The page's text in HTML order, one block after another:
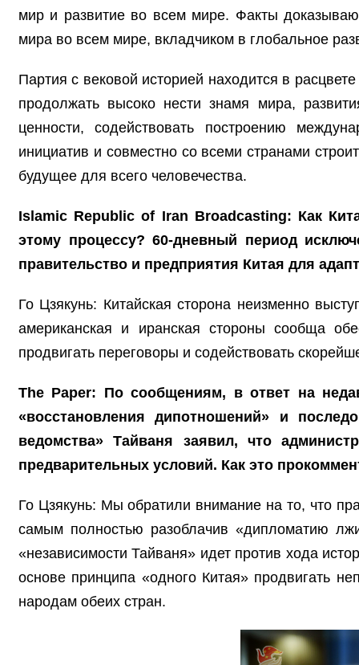
мир и развитие во всем мире. Факты
мира во всем мире, вкладчиком в глобальное
Партия с вековой историей находится в
продолжать высоко нести знамя мира,
ценности, содействовать построению
инициатив и совместно со всеми странами
будущее для всего человечества.
Islamic Republic of Iran Broadcasting: Как
этому процессу? 60-дневный период
правительство и предприятия Китая для
Го Цзякунь: Китайская сторона неизменно
американская и иранская стороны сообща
продвигать переговоры и содействовать
The Paper: По сообщениям, в ответ на
«восстановления дипотношений» и
ведомства» Тайваня заявил, что
предварительных условий. Как это
Го Цзякунь: Мы обратили внимание на то, что
самым полностью разоблачив «дипломатию
«независимости Тайваня» идет против хода
основе принципа «одного Китая» продвигать
народам обеих стран.